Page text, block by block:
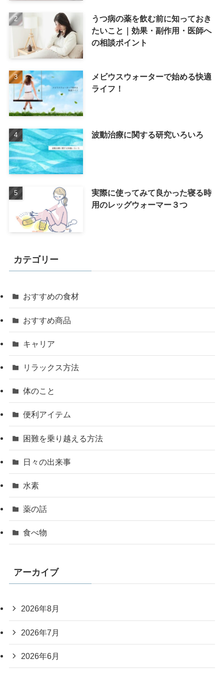
うつ病の薬を飲む前に知っておき
たいこと｜効果・副作用・医師へ
の相談ポイント
メビウスウォーターで始める快適
ライフ！
波動治療に関する研究いろいろ
実際に使ってみて良かった寝る時
用のレッグウォーマー３つ
カテゴリー
おすすめの食材
おすすめ商品
キャリア
リラックス方法
体のこと
便利アイテム
困難を乗り越える方法
日々の出来事
水素
薬の話
食べ物
アーカイブ
2026年8月
2026年7月
2026年6月